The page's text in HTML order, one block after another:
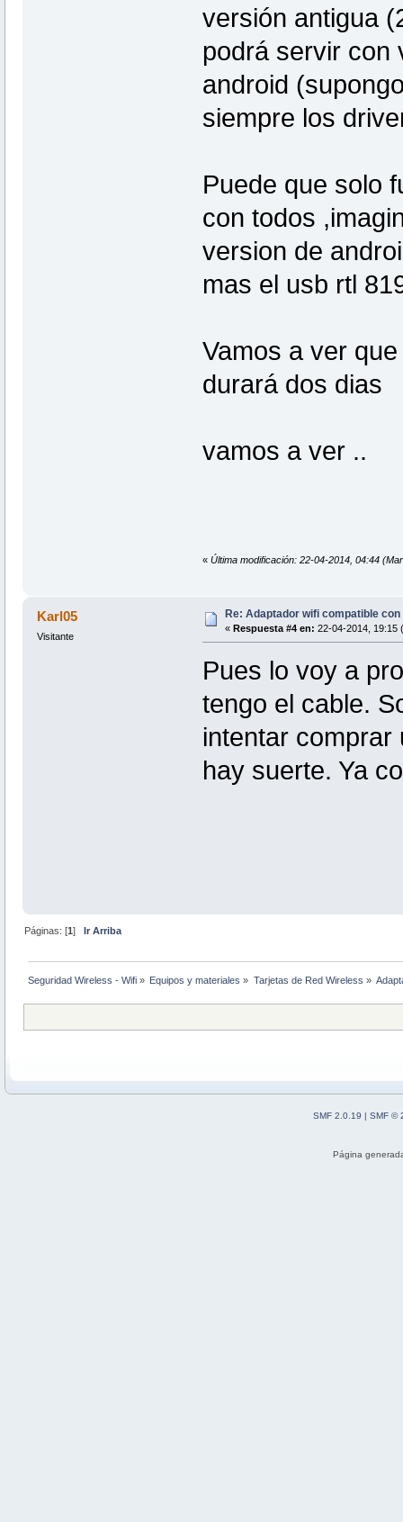
versión antigua
podrá servir con
android
siempre los
Puede que solo
con todos
version de
mas el usb rtl
Vamos a ver
durará dos dias
vamos a ver ..
« Última modificación: 22-04-2014, 04:44
Karl05
Visitante
Re: Adaptador wifi compatible con
« Respuesta #4 en: 22-04-2014, 19:15
Pues lo voy a
tengo el cable.
intentar comprar
hay suerte. Ya
Páginas: [1]Ir Arriba
Seguridad Wireless - Wifi » Equipos y materiales » Tarjetas de Red Wireless »
SMF 2.0.19 | SMF ©
Página